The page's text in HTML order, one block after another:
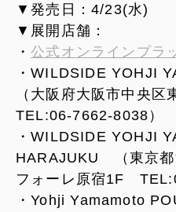
▼発売日：4/23(水)
▼展開店舗：
・公式オンラインプラ
・WILDSIDE YOHJI
（大阪府大阪市中央
TEL:06-7662-8038）
・WILDSIDE YOHJI
HARAJUKU （東京都
フォーレ原宿1F
・Yohji Yamamoto